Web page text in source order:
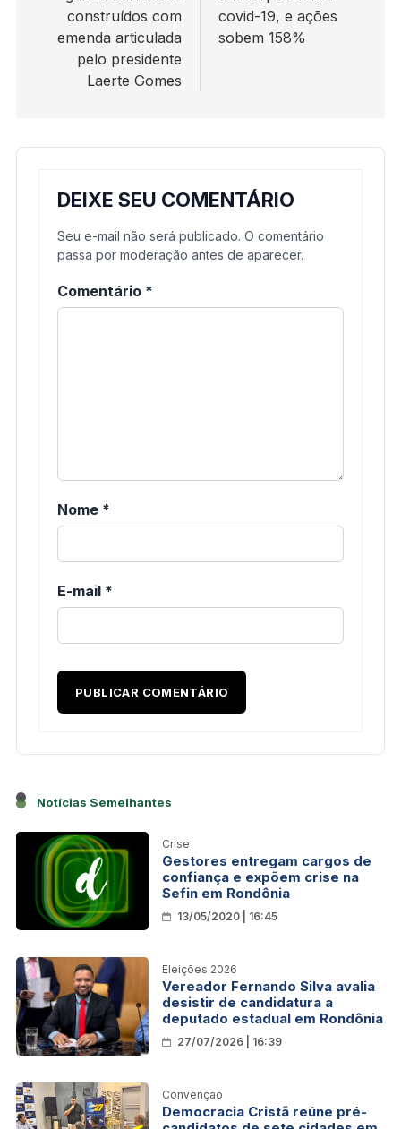
construídos com
emenda articulada
pelo presidente
Laerte Gomes
covid-19, e ações
sobem 158%
DEIXE SEU COMENTÁRIO
Seu e-mail não será publicado. O comentário
passa por moderação antes de aparecer.
Comentário *
Nome *
E-mail *
Notícias Semelhantes
Crise
Gestores entregam cargos de
confiança e expõem crise na
Sefin em Rondônia
13/05/2020 | 16:45
Eleições 2026
Vereador Fernando Silva avalia
desistir de candidatura a
deputado estadual em Rondônia
27/07/2026 | 16:39
Convenção
Democracia Cristã reúne pré-